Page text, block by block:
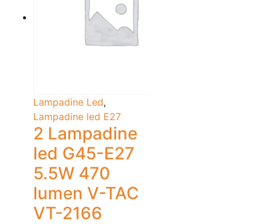
Lampadine Led,
Lampadine led E27
2 Lampadine
led G45-E27
5.5W 470
lumen V-TAC
VT-2166